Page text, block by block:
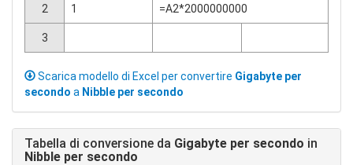
2 1 =A2*2000000000
3
Scarica modello di Excel per convertire Gigabyte per
secondo a Nibble per secondo
Tabella di conversione da Gigabyte per secondo in
Nibble per secondo